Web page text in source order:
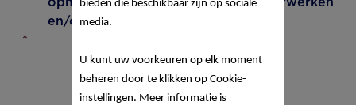
en/of daarop te kunnen reageren.
*
bieden die beschikbaar zijn op sociale
media.
U kunt uw voorkeuren op elk moment
beheren door te klikken op Cookie-
instellingen. Meer informatie is